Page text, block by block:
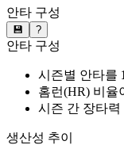
안타 구성
💾 ?
안타 구성
시즌별 안타를
홈런(HR) 비율
시즌 간 장타
생산성 추이